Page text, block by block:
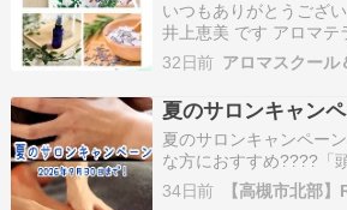
いつもありがとうござ
井上恵美 です アロマテ
会は、一方的に講義を
作りの実習やシミュレ
型の講座です 実習では
プレーとバスソルトを
使い…
32日前
夏のサロンキャン
夏のサロンキャンペー
な方におすすめ????「
中の凝りがつらい」「
どなど‥いっそ全部ま
34日前